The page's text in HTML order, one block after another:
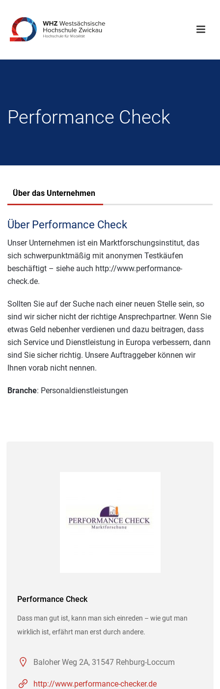
Performance Check
Über das Unternehmen
Über Performance Check
Unser Unternehmen ist ein Marktforschungsinstitut, das
sich schwerpunktmäßig mit anonymen Testkäufen
beschäftigt – siehe auch http://www.performance-
check.de.
Sollten Sie auf der Suche nach einer neuen Stelle sein, so
sind wir sicher nicht der richtige Ansprechpartner. Wenn Sie
etwas Geld nebenher verdienen und dazu beitragen, dass
sich Service und Dienstleistung in Europa verbessern, dann
sind Sie sicher richtig. Unsere Auftraggeber können wir
Ihnen vorab nicht nennen.
Branche: Personaldienstleistungen
Performance Check
Dass man gut ist, kann man sich einreden – wie gut man
wirklich ist, erfährt man erst durch andere.
Baloher Weg 2A, 31547 Rehburg-Loccum
http://www.performance-checker.de